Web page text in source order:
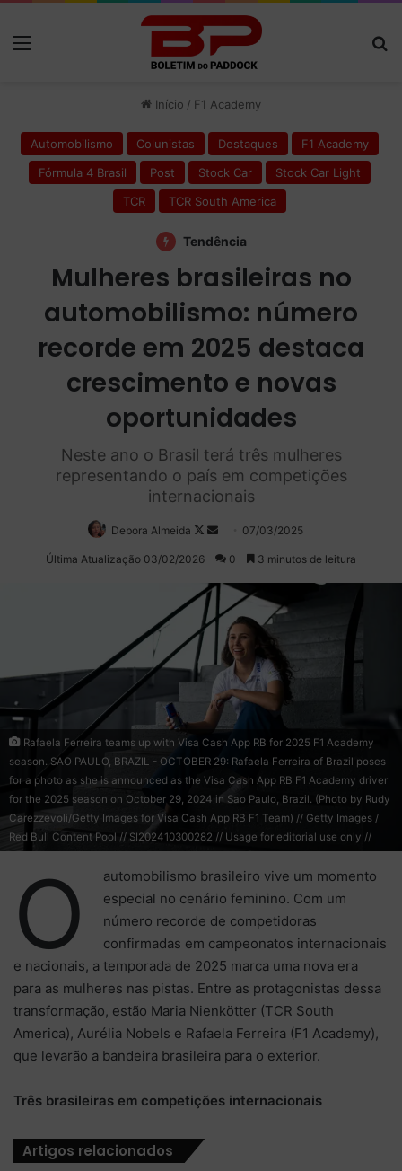
Início / F1 Academy
Automobilismo Colunistas Destaques
F1 Academy
Fórmula 4 Brasil
Post Stock Car
Stock Car Light
TCR
TCR South America
Tendência
Mulheres brasileiras no
automobilismo: número
recorde em 2025 destaca
crescimento e novas
oportunidades
Neste ano o Brasil terá três mulheres
representando o país em competições
internacionais
Debora Almeida
Follow
on
Mande
um
07/03/2025
Última Atualização 03/02/2026 0 3 minutos de leitura
Rafaela Ferreira teams up with Visa Cash App RB for 2025 F1 Academy
season. SAO PAULO, BRAZIL - OCTOBER 29: Rafaela Ferreira of Brazil poses
for a photo as she is announced as the Visa Cash App RB F1 Academy driver
for the 2025 season on October 29, 2024 in Sao Paulo, Brazil. (Photo by Rudy
Carezzevoli/Getty Images for Visa Cash App RB F1 Team) // Getty Images /
Red Bull Content Pool // SI202410300282 // Usage for editorial use only //
O
automobilismo brasileiro vive um momento
especial no cenário feminino. Com um
número recorde de competidoras
confirmadas em campeonatos internacionais
e nacionais, a temporada de 2025 marca uma nova era
para as mulheres nas pistas. Entre as protagonistas dessa
transformação, estão Maria Nienkötter (TCR South
America), Aurélia Nobels e Rafaela Ferreira (F1 Academy),
que levarão a bandeira brasileira para o exterior.
Três brasileiras em competições internacionais
Artigos relacionados